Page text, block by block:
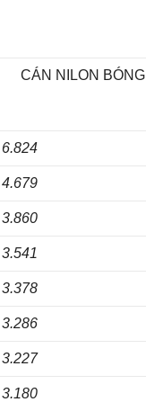
CÁN NILON BÓNG
6.824
4.679
3.860
3.541
3.378
3.286
3.227
3.180